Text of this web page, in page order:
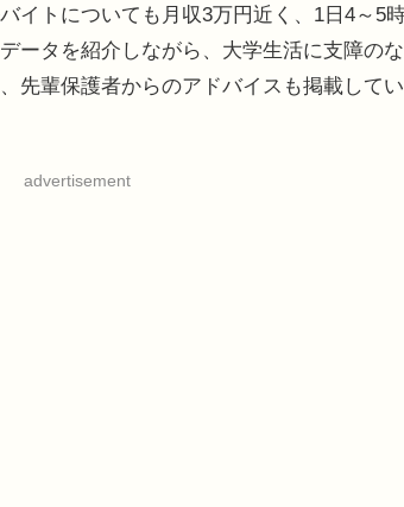
イトについても月収3万円近く、1日4～5
ータを紹介しながら、大学生活に支障の
先輩保護者からのアドバイスも掲載してい
advertisement